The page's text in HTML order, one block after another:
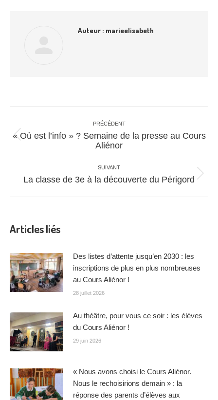
Auteur : marieelisabeth
article PRÉCÉDENT
Article
précédent
« Où est l’info » ? Semaine de la presse au Cours
Aliénor
SUIVANT
Article
La classe de 3e à la découverte du Périgord
Articles liés
Des listes d’attente jusqu’en 2030 : les
inscriptions de plus en plus nombreuses
au Cours Aliénor !
28 juillet 2026
Au théâtre, pour vous ce soir : les élèves
du Cours Aliénor !
29 juin 2026
« Nous avons choisi le Cours Aliénor.
Nous le rechoisirions demain » : la
réponse des parents d’élèves aux